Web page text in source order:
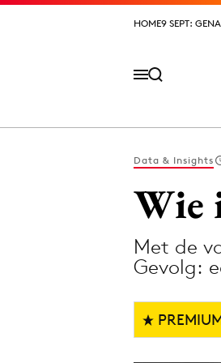
HOME9 SEPT:
HOME9 SEPT:
Data & Insights
Wie
Met de
Gevolg: